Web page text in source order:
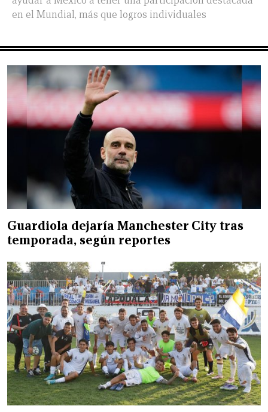
en el Mundial, más que logros individuales
Guardiola dejaría Manchester City tras
temporada, según reportes